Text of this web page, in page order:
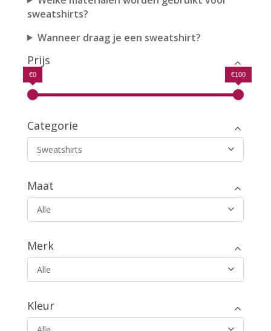
sweatshirts?
Wanneer draag je een sweatshirt?
Prijs
€0 €100
Categorie
Sweatshirts
Maat
Alle
Merk
Alle
Kleur